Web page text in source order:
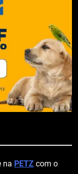
na PETZ com o